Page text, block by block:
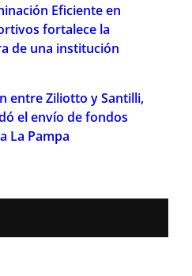
Eficiente en
fortalece la
de una institución
entre Ziliotto y Santilli,
el envío de fondos
La Pampa